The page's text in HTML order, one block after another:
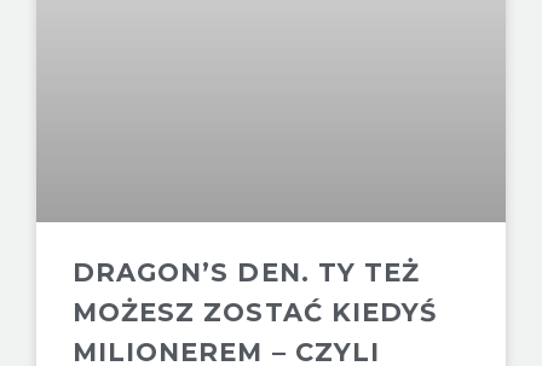
DRAGON’S DEN. TY TEŻ
MOŻESZ ZOSTAĆ KIEDYŚ
MILIONEREM – CZYLI